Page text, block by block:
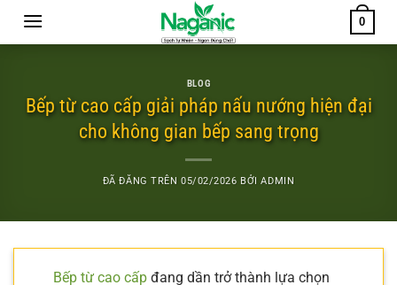
0
BLOG
Bếp từ cao cấp giải pháp nấu nướng hiện đại
cho không gian bếp sang trọng
ĐÃ ĐĂNG TRÊN05/02/2026 BỞIADMIN
Bếp từ cao cấp đang dần trở thành lựa chọn